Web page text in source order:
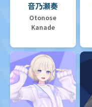
音乃瀬奏
Otonose
Kanade